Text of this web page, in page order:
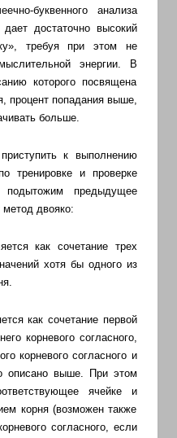
буквенного анализа
достаточно высокий
требуя при этом не
энергии. В
которого посвящена
процент попадания выше,
больше.
к выполнению
тренировке и проверке
подытожим предыдущее
метод двояко:
как сочетание трех
хотя бы одного из
как сочетание первой
корневого согласного,
корневого согласного и
описано выше. При этом
ячейке и
корня (возможен также
согласного, если